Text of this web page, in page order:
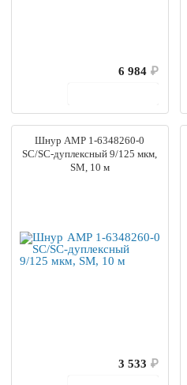
6 984 ₽
Шнур AMP 1-6348260-0
SC/SC-дуплексный 9/125 мкм,
SМ, 10 м
3 533 ₽